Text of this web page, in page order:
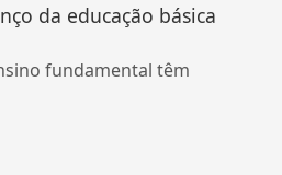
da educação básica
fundamental têm